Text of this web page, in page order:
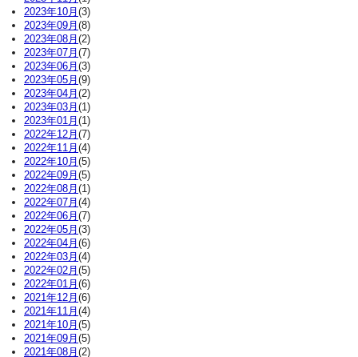
2023年10月(3)
2023年09月(8)
2023年08月(2)
2023年07月(7)
2023年06月(3)
2023年05月(9)
2023年04月(2)
2023年03月(1)
2023年01月(1)
2022年12月(7)
2022年11月(4)
2022年10月(5)
2022年09月(5)
2022年08月(1)
2022年07月(4)
2022年06月(7)
2022年05月(3)
2022年04月(6)
2022年03月(4)
2022年02月(5)
2022年01月(6)
2021年12月(6)
2021年11月(4)
2021年10月(5)
2021年09月(5)
2021年08月(2)